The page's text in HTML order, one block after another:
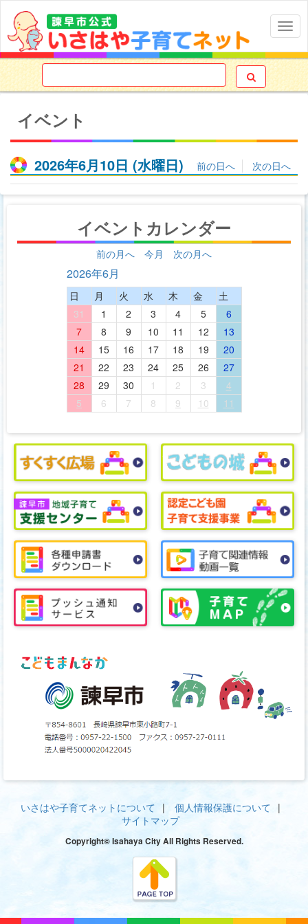

イベント
2026年6月10日 (水曜日) 前の日へ 次の日へ
イベントカレンダー
前の月へ 今月 次の月へ
2026年6月
日 月 火 水 木 金
土
31
1 2 3 4 5
6
7
8 9 10 11 12
13
14
15 16 17 18 19
20
21
22 23 24 25 26
27
28
29 30 1 2 3
4
5
6 7 8 9 10 11
いさはや子育てネットについて
個人情報保護について
サイトマップ
Copyright© Isahaya City All Rights Reserved.